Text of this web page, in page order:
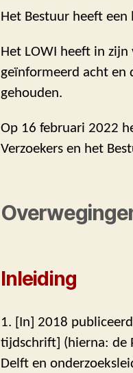
Het Bestuur heeft
Het LOWI heeft in
geïnformeerd acht en
gehouden.
Op 16 februari 2022
Verzoekers en het
Inleiding
1. [In] 2018
tijdschrift] (hierna: de
Delft en